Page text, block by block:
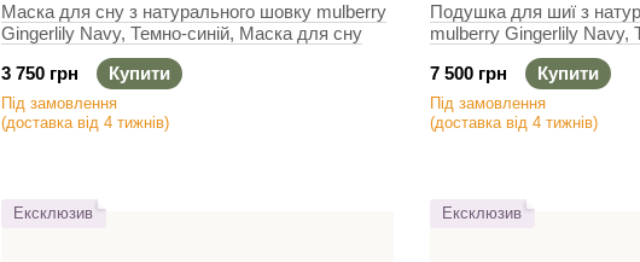
Маска для сну з натурального шовку mulberry
Gingerlily Navy, Темно-синій, Маска для сну
3 750 грн
Купити
Під замовлення
(доставка від 4 тижнів)
Подушка для шиї з
mulberry Gingerlily Navy,
7 500 грн
Купити
Під замовлення
(доставка від 4 тижнів)
Ексклюзив Ексклюзив